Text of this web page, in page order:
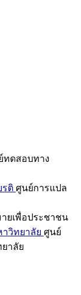
ทดสอบทาง
รติ ศูนย์การแปล
ยเพื่อประชาชน
วิทยาลัย ศูนย์
าลัย